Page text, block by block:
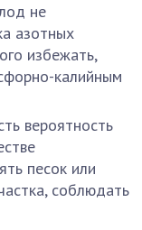
не
азотных
избежать,
калийным
вероятность
песок или
соблюдать